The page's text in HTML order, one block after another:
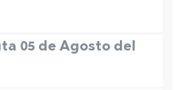
05 de Agosto del